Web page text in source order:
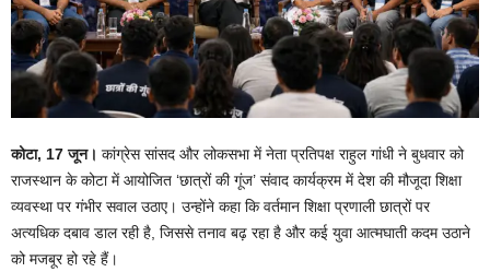
कोटा, 17जून। कांग्रेस सांसद और लोकसभा में नेता प्रतिपक्ष राहुल गांधी ने बुधवार को
राजस्थान के कोटा में आयोजित ‘छात्रों की गूंज’ संवाद कार्यक्रम में देश की मौजूदा शिक्षा
व्यवस्था पर गंभीर सवाल उठाए। उन्होंने कहा कि वर्तमान शिक्षा प्रणाली छात्रों पर
अत्यधिक दबाव डाल रही है, जिससे तनाव बढ़ रहा है और कई युवा आत्मघाती कदम उठाने
को मजबूर हो रहे हैं।